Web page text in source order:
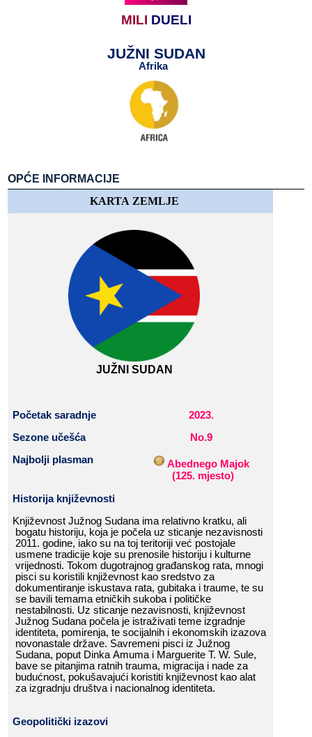
MILI DUELI
JUŽNI​​ SUDAN
Afrika​​
OPĆE​​ INFORMACIJE
KARTA​​ ZEMLJE
JUŽN I​​ SUDAN
Početak ​​saradnje 2023.
Sezone​​ učešća
No.9
Najbolji​​ plasman
​​Abednego​​ Majok
(125.​​ mjesto)
Historija​​ književnosti
Književnost​​ Južnog​​ Sudana​​ ima​​ relativno​​ kratku,​​ ali​​
bogatu​​ historiju,​​ koja​​ je​​ počela​​ uz​​ sticanje​​ nezavisnosti​​
2011.​​ godine,​​ iako​​ su​​ na​​ toj​​ teritoriji ​​ već​​ postojale​​
usmene​​ tradicije​​ koje​​ su​​ prenosile​​ historiju ​​ i​​ kulturne​​
vrijednosti. ​​ Tokom​​ dugotrajnog​​ građanskog​​ rata,​​ mnogi​​
pisci​​ su​​ koristili​​ književnost​​ kao​​ sredstvo​​ za​​
dokumentiranje​​ iskustava​​ rata,​​ gubitaka​​ i​​ traume,​​ te​​ su​​
se​​ bavili​​ temama​​ etničkih​​ sukoba​​ i​​ političke​​
nestabilnosti.​​ Uz​​ sticanje​​ nezavisnosti,​​ književnost​​
Južnog​​ Sudana​​ počela​​ je​​ istraživati​​ teme​​ izgradnje​​
identiteta,​​ pomirenja,​​ te​​ socijalnih​​ i​​ ekonomskih​​ izazova​​
novonastale​​ države.​​ Savremeni​​ pisci​​ iz​​ Južnog​​
Sudana,​​ poput​​ Dinka​​ Amuma​​ i​​ Marguerite​​ T.​​ W.​​ Sule,​​
bave​​ se​​ pitanjima​​ ratnih​​ trauma,​​ migracija​​ i​​ nade​​ za​​
budućnost,​​ pokušavajući​​ koristiti​​ književnost​​ kao​​ alat​​
za​​ izgradnju​​ društva​​ i​​ nacionalnog​​ identiteta.
Geopolitički​​ izazovi